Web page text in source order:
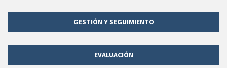
GESTIÓN Y SEGUIMIENTO
EVALUACIÓN